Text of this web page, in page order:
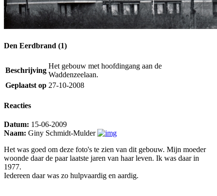
Den Eerdbrand (1)
Beschrijving
Het gebouw met hoofdingang aan de
Waddenzeelaan.
Geplaatst op 27-10-2008
Reacties
Datum: 15-06-2009
Naam: Giny Schmidt-Mulder
Het was goed om deze foto's te zien van dit gebouw. Mijn moeder
woonde daar de paar laatste jaren van haar leven. Ik was daar in
1977.
Iedereen daar was zo hulpvaardig en aardig.